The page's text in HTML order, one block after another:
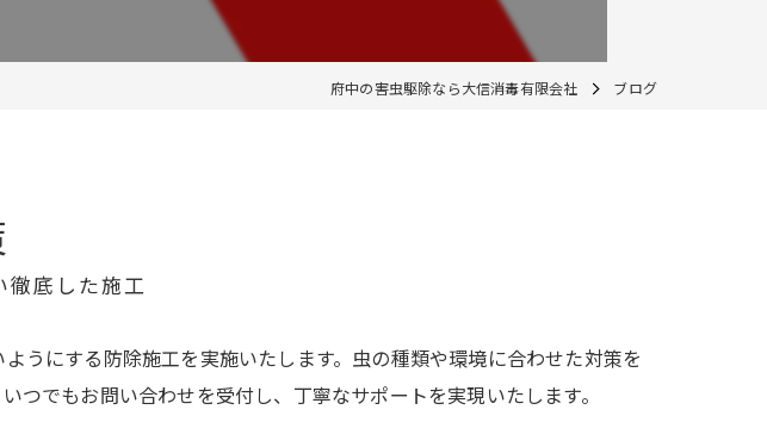
府中の害虫駆除なら大信消毒有限会社 ブログ
徹底した施工
うにする防除施工を実施いたします。虫の種類や環境に合わせた対策を
でもお問い合わせを受付し、丁寧なサポートを実現いたします。